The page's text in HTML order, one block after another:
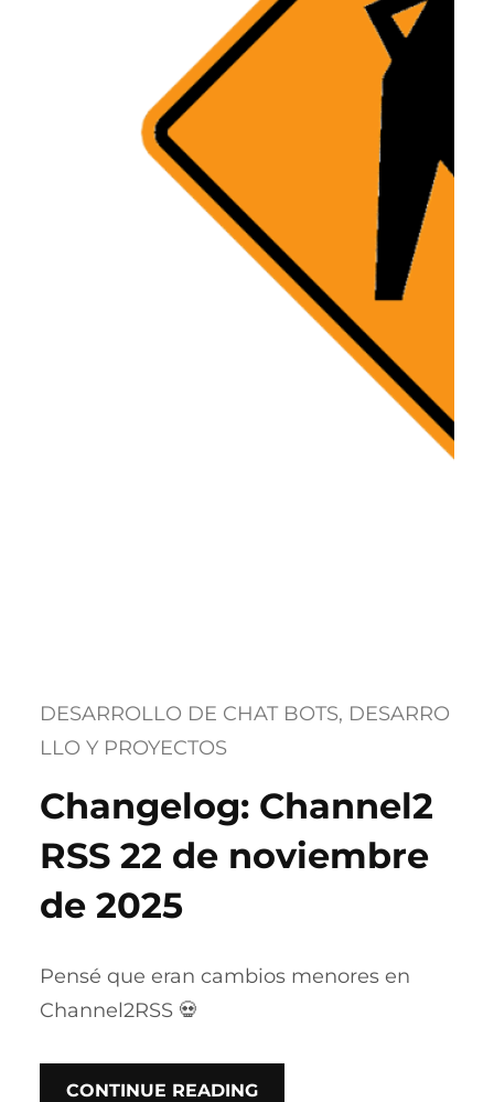
DESARROLLO DE CHAT BOTS, DESARRO
LLO Y PROYECTOS
Changelog: Channel2
RSS 22 de noviembre
de 2025
Pensé que eran cambios menores en
Channel2RSS 💀
CONTINUE READING